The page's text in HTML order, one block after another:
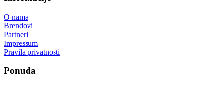
O nama
Brendovi
Partneri
Impressum
Pravila privatnosti
Ponuda